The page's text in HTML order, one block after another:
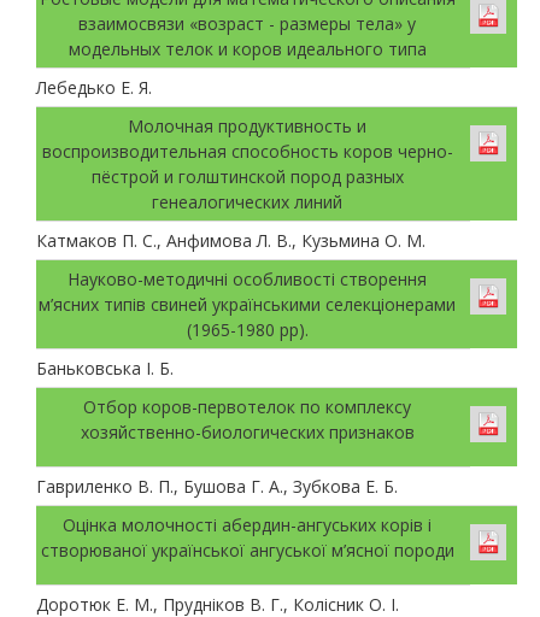
взаимосвязи «возраст - размеры тела» у
модельных телок и коров идеального типа
Лебедько Е. Я.
Молочная продуктивность и
воспроизводительная способность коров черно-
пёстрой и голштинской пород разных
генеалогических линий
Катмаков П. С., Анфимова Л. В., Кузьмина О. М.
Науково-методичні особливості створення
м’ясних типів свиней українськими селекціонерами
(1965-1980 рр).
Баньковська І. Б.
Отбор коров-первотелок по комплексу
хозяйственно-биологических признаков
Гавриленко В. П., Бушова Г. А., Зубкова Е. Б.
Оцінка молочності абердин-ангуських корів і
створюваної української ангуської м’ясної породи
Доротюк Е. М., Прудніков В. Г., Колісник О. І.